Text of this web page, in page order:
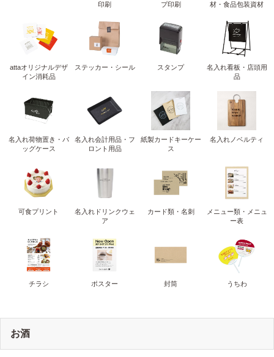
印刷
プ印刷
材・食品包装資材
attaオリジナルデザ
イン消耗品
ステッカー・シール スタンプ
名入れ看板・店頭用
品
名入れ荷物置き・バ
ッグケース
名入れ会計用品・フ
ロント用品
紙製カードキーケー
ス
名入れノベルティ
可食プリント
名入れドリンクウェ
ア
カード類・名刺
メニュー類・メニュ
ー表
チラシ ポスター 封筒 うちわ
お酒